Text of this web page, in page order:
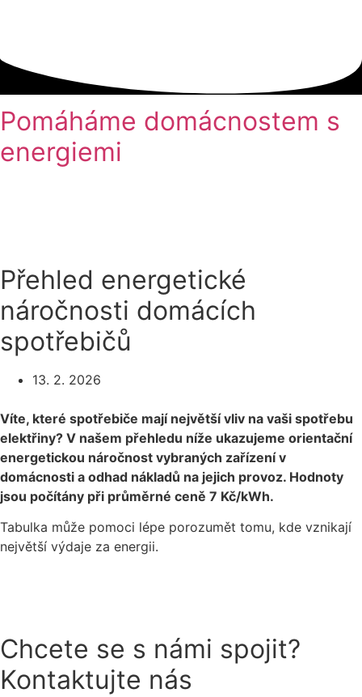
Pomáháme domácnostem s
energiemi
Přehled energetické
náročnosti domácích
spotřebičů
13. 2. 2026
Víte, které spotřebiče mají největší vliv na vaši spotřebu
elektřiny? V našem přehledu níže ukazujeme orientační
energetickou náročnost vybraných zařízení v
domácnosti a odhad nákladů na jejich provoz. Hodnoty
jsou počítány při průměrné ceně 7 Kč/kWh.
Tabulka může pomoci lépe porozumět tomu, kde vznikají
největší výdaje za energii.
Chcete se s námi spojit?
Kontaktujte nás